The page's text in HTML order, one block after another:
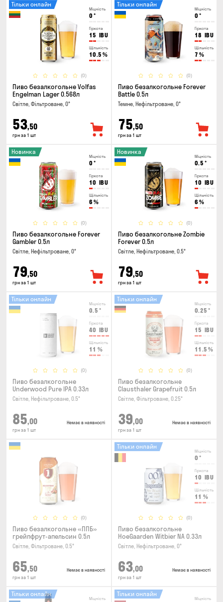
Міцність
0 °
Гіркота
15 IBU
Щільність
10.5 %
(0)
Тільки онлайн
Пиво безалкогольне Volfas
Engelman Lager 0.568л
Світле, Фільтроване, 0°
53,50
грн за 1 шт
Міцність
0 °
Гіркота
18 IBU
Щільність
7 %
(0)
Тільки онлайн
Пиво безалкогольне Forever
Battle 0.5л
Темне, Нефільтроване, 0°
75,50
грн за 1 шт
Міцність
0 °
Гіркота
10 IBU
Щільність
6 %
(0)
Новинка
Пиво безалкогольне Forever
Gambler 0.5л
Світле, Нефільтроване, 0°
79,50
грн за 1 шт
Міцність
0.5 °
Гіркота
10 IBU
Щільність
6 %
(0)
Новинка
Пиво безалкогольне Zombie
Forever 0.5л
Світле, Нефільтроване, 0.5°
79,50
грн за 1 шт
Міцність
0.5 °
Гіркота
40 IBU
Щільність
11 %
(0)
Тільки онлайн
Пиво безалкогольне
Underwood Pure IPA 0.33л
Світле, Нефільтроване, 0.5°
85,00
грн за 1 шт
Немає в наявності
Міцність
0.25 °
Гіркота
15 IBU
Щільність
11.5 %
(0)
Тільки онлайн
Пиво безалкогольне
Clausthaler Grapefruit 0.5л
Світле, Фільтроване, 0.25°
39,00
грн за 1 шт
Немає в наявності
(0)
Пиво безалкогольне «ППБ»
грейпфрут-апельсин 0.5л
Світле, Фільтроване, 0.5°
65,50
грн за 1 шт
Немає в наявності
Міцність
0 °
Гіркота
10 IBU
Щільність
11 %
(0)
Тільки онлайн
Пиво безалкогольне
HoeGaarden Witbier NA 0.33л
Світле, Нефільтроване, 0°
63,00
грн за 1 шт
Немає в наявності
Міцність
Тільки онлайн
Міцність
Тільки онлайн